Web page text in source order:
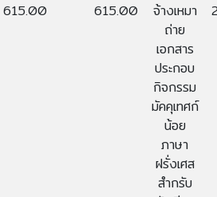
615.00 615.00
จ้างเหมา
ถ่าย
เอกสาร
ประกอบ
กิจกรรม
มัคคุเทศก์
น้อย
ภาษา
ฝรั่งเศส
สำกรับ